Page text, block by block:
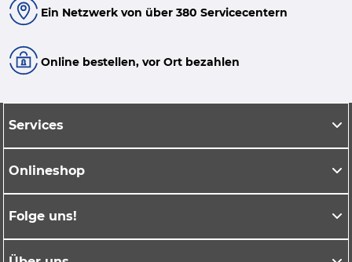
Ein Netzwerk von über 380 Servicecentern
Online bestellen, vor Ort bezahlen
Services
Onlineshop
Folge uns!